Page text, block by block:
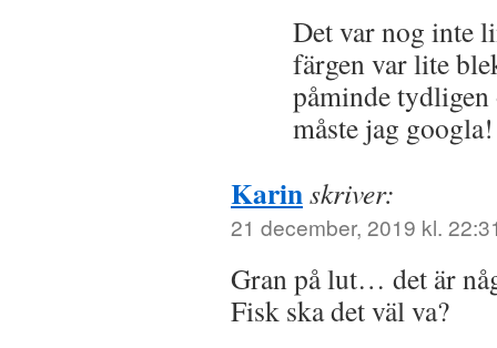
Det var nog inte
färgen var lite
påminde
måste jag googla!
Karinskriver:
21 december, 2019 kl.
Gran på lut… det är
Fisk ska det väl va?